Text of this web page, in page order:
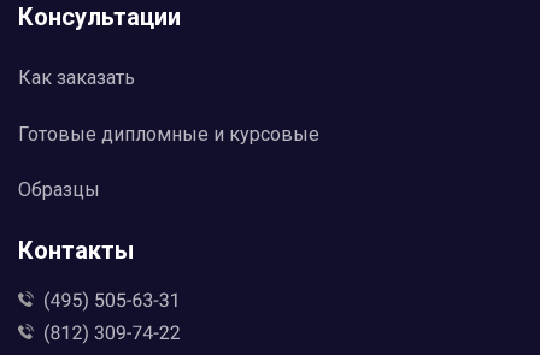
Консультации
Как заказать
Готовые дипломные и курсовые
Образцы
Контакты